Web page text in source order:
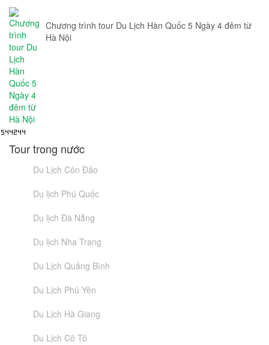
Chương trình tour Du Lịch Hàn Quốc 5 Ngày 4 đêm từ
Hà Nội
Tour trong nước
Du Lịch Côn Đảo
Du lịch Phú Quốc
Du lịch Đà Nẵng
Du lịch Nha Trang
Du Lịch Quảng Bình
Du Lịch Phú Yên
Du Lịch Hà Giang
Du Lịch Cô Tô